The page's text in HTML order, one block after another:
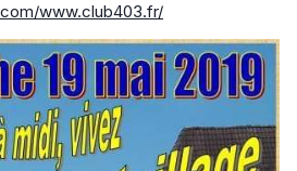
www.club403.fr/